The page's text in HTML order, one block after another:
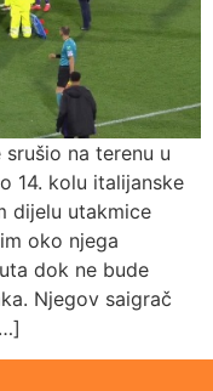
na terenu u
14. kolu italijanske
dijelu utakmice
oko njega
dok ne bude
Njegov saigrač